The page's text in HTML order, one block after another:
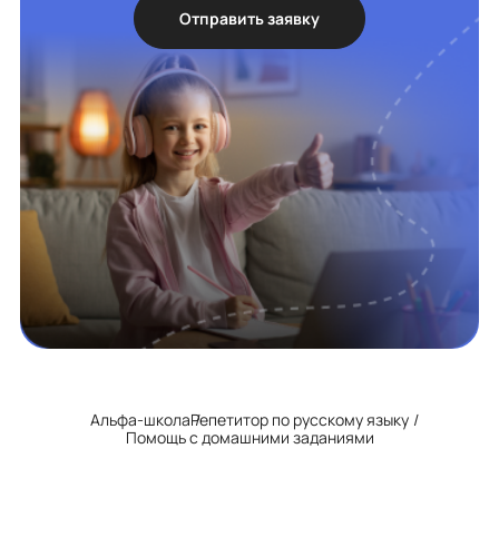
Отправить заявку
Альфа-школаРепетитор по русскому языку
Помощь с домашними заданиями